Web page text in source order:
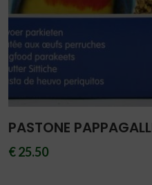
PASTONE
€ 25.50